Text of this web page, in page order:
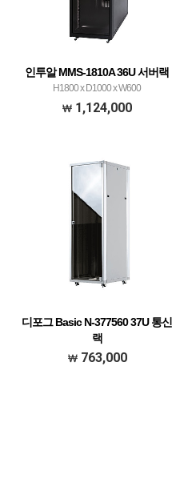
인투알 MMS-1810A 36U 서버랙
H1800 x D1000 x W600
1,124,000
디포그 Basic N-377560 37U 통신
랙
H1800xD750xW590(19") / 66KG
763,000